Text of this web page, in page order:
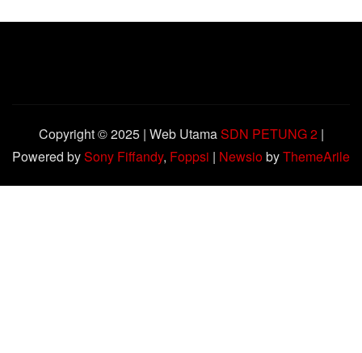
Copyright © 2025 | Web UtamaSDN PETUNG 2|
Powered bySony Fiffandy, Foppsi | NewsiobyThemeArile